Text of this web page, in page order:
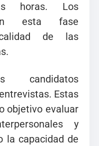
horas. Los
esta fase
de las
candidatos
Estas
objetivo evaluar
y
la capacidad de